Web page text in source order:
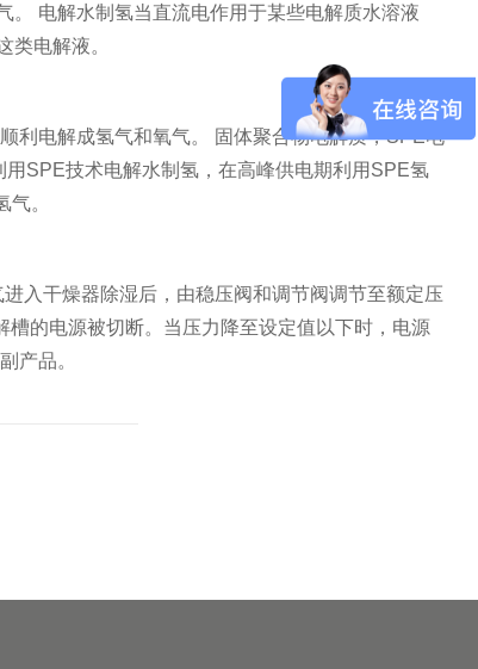
。 电解水制氢当直流电作用于某些电解质水溶液
类电解液。
利电解成氢气和氧气。 固体聚合物电解质，SPE电
SPE技术电解水制氢，在高峰供电期利用SPE氢
。
入干燥器除湿后，由稳压阀和调节阀调节至额定压
的电源被切断。当压力降至设定值以下时，电源
产品。